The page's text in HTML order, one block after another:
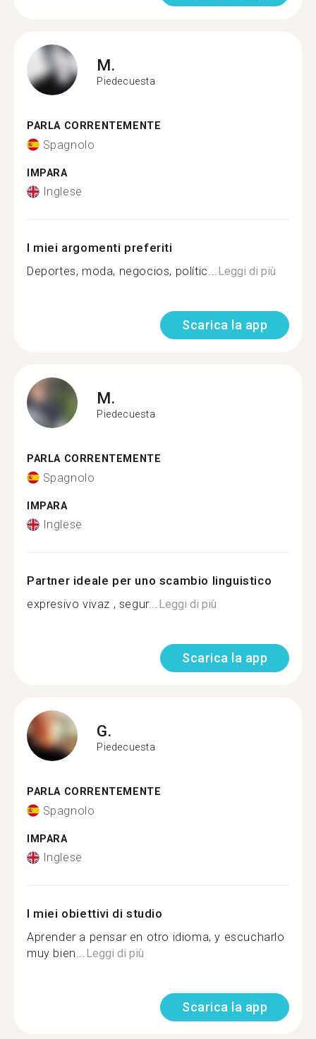
M.
Piedecuesta
PARLA CORRENTEMENTE
Spagnolo
IMPARA
Inglese
I miei argomenti preferiti
Deportes, moda, negocios, polític...Leggi di più
Scarica la app
M.
Piedecuesta
PARLA CORRENTEMENTE
Spagnolo
IMPARA
Inglese
Partner ideale per uno scambio linguistico
expresivo vivaz , segur...Leggi di più
Scarica la app
G.
Piedecuesta
PARLA CORRENTEMENTE
Spagnolo
IMPARA
Inglese
I miei obiettivi di studio
Aprender a pensar en otro idioma, y escucharlo
muy bien...Leggi di più
Scarica la app